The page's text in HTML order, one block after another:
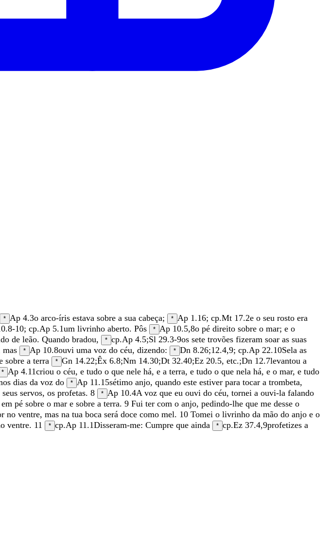
* Ap 4.3o arco-íris estava sobre a sua cabeça; * Ap 1.16; cp.Mt 17.2e o seu rosto era
10; cp.Ap 5.1um livrinho aberto. Pôs * Ap 10.5,8o pé direito sobre o mar; e o
de leão. Quando bradou, * cp.Ap 4.5;Sl 29.3-9os sete trovões fizeram soar as suas
mas * Ap 10.8ouvi uma voz do céu, dizendo: * Dn 8.26;12.4,9; cp.Ap 22.10Sela as
sobre a terra * Gn 14.22;Êx 6.8;Nm 14.30;Dt 32.40;Ez 20.5, etc.;Dn 12.7levantou a
* Ap 4.11criou o céu, e tudo o que nele há, e a terra, e tudo o que nela há, e o mar, e tudo
dias da voz do * Ap 11.15sétimo anjo, quando este estiver para tocar a trombeta,
seus servos, os profetas. 8 * Ap 10.4A voz que eu ouvi do céu, tornei a ouvi-la falando
em pé sobre o mar e sobre a terra. 9 Fui ter com o anjo, pedindo-lhe que me desse o
no ventre, mas na tua boca será doce como mel. 10 Tomei o livrinho da mão do anjo e o
ventre. 11 * cp.Ap 11.1Disseram-me: Cumpre que ainda * cp.Ez 37.4,9profetizes a